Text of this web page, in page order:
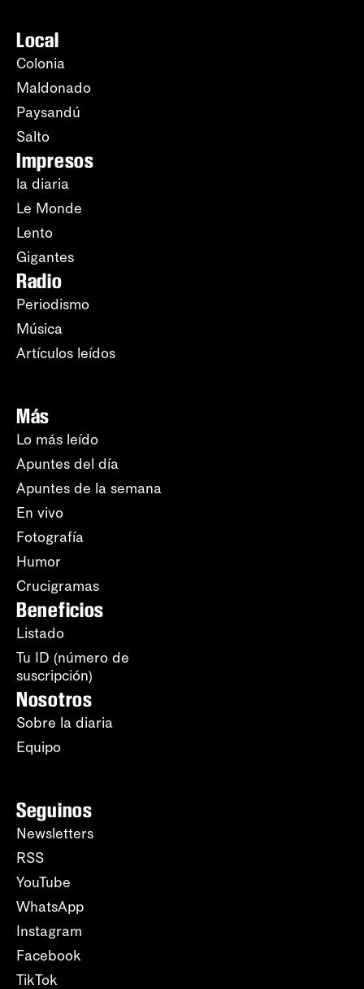
Local
Colonia
Maldonado
Paysandú
Salto
Impresos
la diaria
Le Monde
Lento
Gigantes
Radio
Periodismo
Música
Artículos leídos
Más
Lo más leído
Apuntes del día
Apuntes de la semana
En vivo
Fotografía
Humor
Crucigramas
Beneficios
Listado
Tu ID (número de
suscripción)
Nosotros
Sobre la diaria
Equipo
Seguinos
Newsletters
RSS
YouTube
WhatsApp
Instagram
Facebook
TikTok